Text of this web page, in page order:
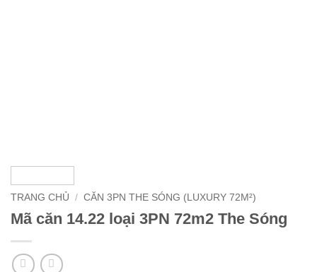
TRANG CHỦ / CĂN 3PN THE SÓNG (LUXURY 72M²)
Mã căn 14.22 loại 3PN 72m2 The Sóng